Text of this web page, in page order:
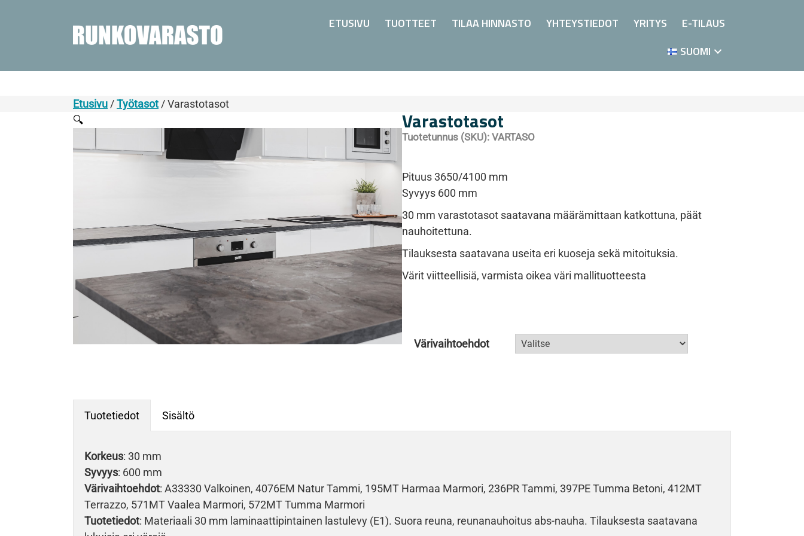
ETUSIVU TUOTTEET TILAA HINNASTO YHTEYSTIEDOT YRITYS
E-TILAUS
SUOMI
Etusivu /Työtasot / Varastotasot
🔍
Varastotasot
Tuotetunnus (SKU): VARTASO
Pituus 3650/4100 mm
Syvyys 600 mm
30 mm varastotasot saatavana määrämittaan katkottuna, päät
nauhoitettuna.
Tilauksesta saatavana useita eri kuoseja sekä mitoituksia.
Värit viitteellisiä, varmista oikea väri mallituotteesta
Värivaihtoehdot
Tuotetiedot Sisältö
Korkeus: 30 mm
Syvyys: 600 mm
Värivaihtoehdot: A33330 Valkoinen, 4076EM Natur Tammi, 195MT Harmaa Marmori, 236PR Tammi, 397PE Tumma Betoni, 412MT
Terrazzo, 571MT Vaalea Marmori, 572MT Tumma Marmori
Tuotetiedot: Materiaali 30 mm laminaattipintainen lastulevy (E1). Suora reuna, reunanauhoitus abs-nauha. Tilauksesta saatavana